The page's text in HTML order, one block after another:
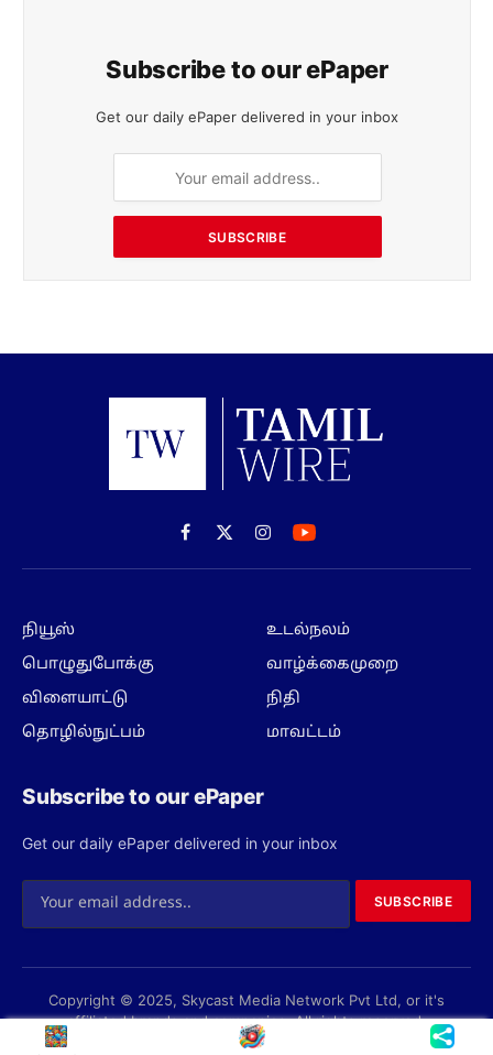
Subscribe to our ePaper
Get our daily ePaper delivered in your inbox
SUBSCRIBE
Facebook
X
(Twitter)
Instagram
நியூஸ்
பொழுதுபோக்கு
விளையாட்டு
தொழில்நுட்பம்
உடல்நலம்
வாழ்க்கைமுறை
நிதி
மாவட்டம்
Subscribe to our ePaper
Get our daily ePaper delivered in your inbox
SUBSCRIBE
Copyright © 2025, Skycast Media Network Pvt Ltd, or it's
affiliated brands and companies. All rights reserved.